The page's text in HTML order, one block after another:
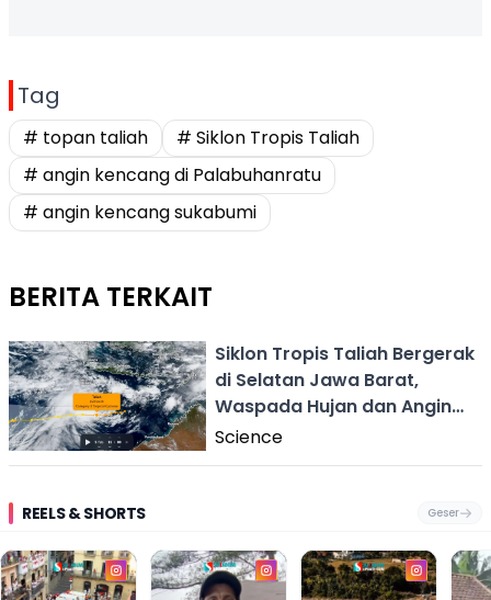
Tag
# topan taliah
# Siklon Tropis Taliah
# angin kencang di Palabuhanratu
# angin kencang sukabumi
BERITA TERKAIT
Siklon Tropis Taliah Bergerak
di Selatan Jawa Barat,
Waspada Hujan dan Angin
Kencang!
Science
REELS & SHORTS Geser